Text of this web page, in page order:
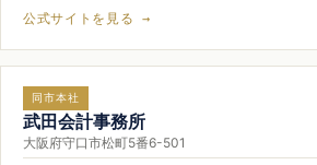
公式サイトを見る →
同市本社
武田会計事務所
大阪府守口市松町5番6-501